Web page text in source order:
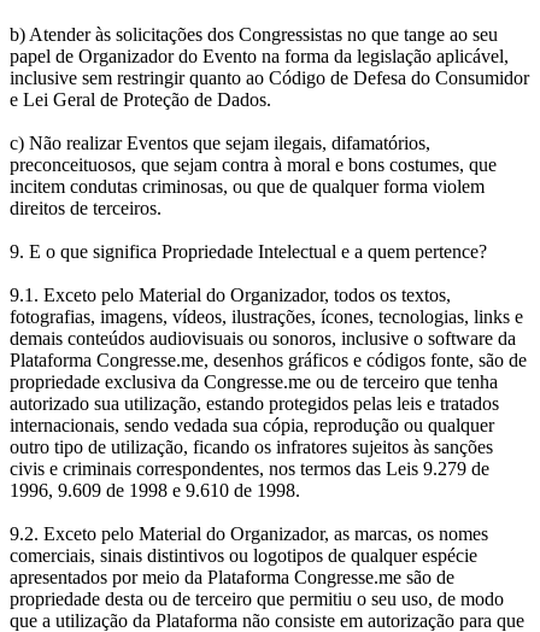
b) Atender às solicitações dos Congressistas no que tange ao seu
papel de Organizador do Evento na forma da legislação aplicável,
inclusive sem restringir quanto ao Código de Defesa do Consumidor
e Lei Geral de Proteção de Dados.
c) Não realizar Eventos que sejam ilegais, difamatórios,
preconceituosos, que sejam contra à moral e bons costumes, que
incitem condutas criminosas, ou que de qualquer forma violem
direitos de terceiros.
9. E o que significa Propriedade Intelectual e a quem pertence?
9.1. Exceto pelo Material do Organizador, todos os textos,
fotografias, imagens, vídeos, ilustrações, ícones, tecnologias, links e
demais conteúdos audiovisuais ou sonoros, inclusive o software da
Plataforma Congresse.me, desenhos gráficos e códigos fonte, são de
propriedade exclusiva da Congresse.me ou de terceiro que tenha
autorizado sua utilização, estando protegidos pelas leis e tratados
internacionais, sendo vedada sua cópia, reprodução ou qualquer
outro tipo de utilização, ficando os infratores sujeitos às sanções
civis e criminais correspondentes, nos termos das Leis 9.279 de
1996, 9.609 de 1998 e 9.610 de 1998.
9.2. Exceto pelo Material do Organizador, as marcas, os nomes
comerciais, sinais distintivos ou logotipos de qualquer espécie
apresentados por meio da Plataforma Congresse.me são de
propriedade desta ou de terceiro que permitiu o seu uso, de modo
que a utilização da Plataforma não consiste em autorização para que